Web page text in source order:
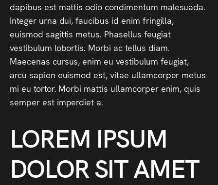
dapibus est mattis odio condimentum malesuada.
Integer urna dui, faucibus id enim fringilla,
euismod sagittis metus. Phasellus feugiat
vestibulum lobortis. Morbi ac tellus diam.
Maecenas cursus, enim eu vestibulum feugiat,
arcu sapien euismod est, vitae ullamcorper metus
mi eu tortor. Morbi mattis ullamcorper enim, quis
semper est imperdiet a.
LOREM IPSUM
DOLOR SIT AMET